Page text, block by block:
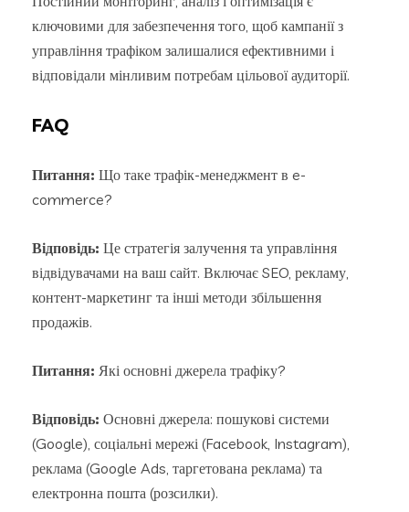
ключовими для забезпечення того, щоб кампанії з
управління трафіком залишалися ефективними і
відповідали мінливим потребам цільової аудиторії.
FAQ
Питання: Що таке трафік-менеджмент в e-
commerce?
Відповідь: Це стратегія залучення та управління
відвідувачами на ваш сайт. Включає SEO, рекламу,
контент-маркетинг та інші методи збільшення
продажів.
Питання: Які основні джерела трафіку?
Відповідь: Основні джерела: пошукові системи
(Google), соціальні мережі (Facebook, Instagram),
реклама (Google Ads, таргетована реклама) та
електронна пошта (розсилки).